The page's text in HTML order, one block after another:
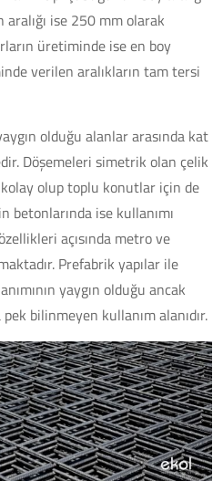
ise 250 mm olarak
üretiminde ise en boy
verilen aralıkların tam tersi
olduğu alanlar arasında kat
Döşemeleri simetrik olan çelik
kolay olup toplu konutlar için de
ise kullanımı
açısında metro ve
Prefabrik yapılar ile
yaygın olduğu ancak
bilinmeyen kullanım alanıdır.